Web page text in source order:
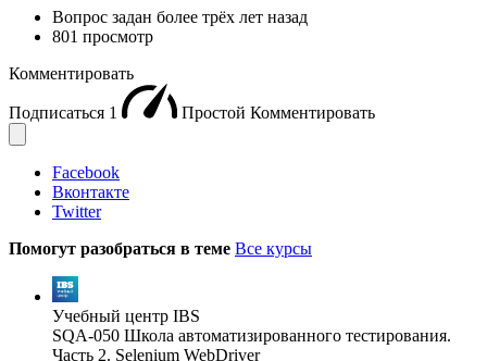
Вопрос задан более трёх лет назад
801 просмотр
Комментировать
Подписаться 1 Простой Комментировать
Facebook
Вконтакте
Twitter
Помогут разобраться в теме Все курсы
Учебный центр IBS
SQA-050 Школа автоматизированного тестирования.
Часть 2. Selenium WebDriver